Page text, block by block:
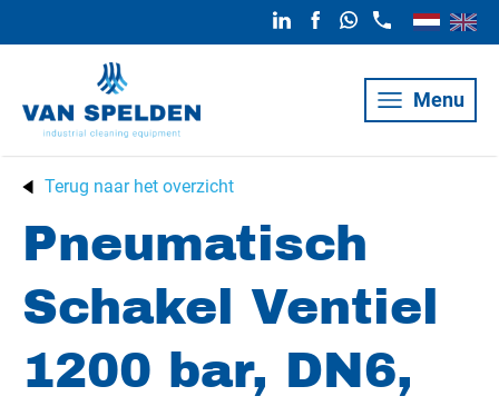
Menu
Terug naar het overzicht
Pneumatisch
Schakel Ventiel
1200 bar, DN6,